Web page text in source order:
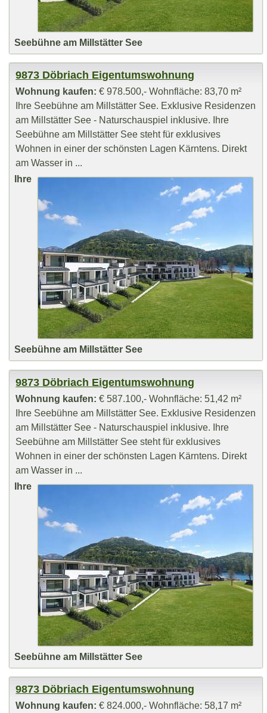
Seebühne am Millstätter See
9873 Döbriach Eigentumswohnung
Wohnung kaufen: € 978.500,- Wohnfläche: 83,70 m²
Ihre Seebühne am Millstätter See. Exklusive Residenzen
am Millstätter See - Naturschauspiel inklusive. Ihre
Seebühne am Millstätter See steht für exklusives
Wohnen in einer der schönsten Lagen Kärntens. Direkt
am Wasser in ...
Ihre
Seebühne am Millstätter See
9873 Döbriach Eigentumswohnung
Wohnung kaufen: € 587.100,- Wohnfläche: 51,42 m²
Ihre Seebühne am Millstätter See. Exklusive Residenzen
am Millstätter See - Naturschauspiel inklusive. Ihre
Seebühne am Millstätter See steht für exklusives
Wohnen in einer der schönsten Lagen Kärntens. Direkt
am Wasser in ...
Ihre
Seebühne am Millstätter See
9873 Döbriach Eigentumswohnung
Wohnung kaufen: € 824.000,- Wohnfläche: 58,17 m²